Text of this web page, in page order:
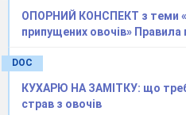
ОПОРНИЙ КОНСПЕКТ з теми
припущених овочів» Правила
DOC
КУХАРЮ НА ЗАМІТКУ: що
страв з овочів